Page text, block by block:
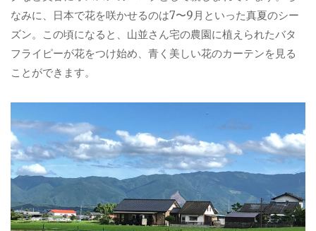
なみに、日本で花を咲かせるのは7〜9月といった真夏のシー
ズン。この頃になると、山並さん宅の農園に植えられたバタ
フライピーが花をつけ始め、青く美しい花のカーテンを見る
ことができます。